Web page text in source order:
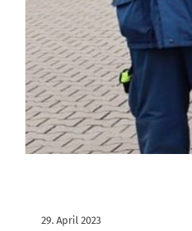
29. April 2023